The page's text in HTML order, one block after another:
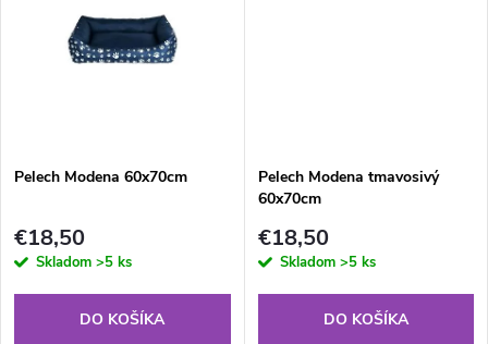
v
Pelech Modena 60x70cm
€18,50
Skladom >5 ks
DO KOŠÍKA
Pelech Modena tmavosivý
60x70cm
€18,50
Skladom >5 ks
DO KOŠÍKA